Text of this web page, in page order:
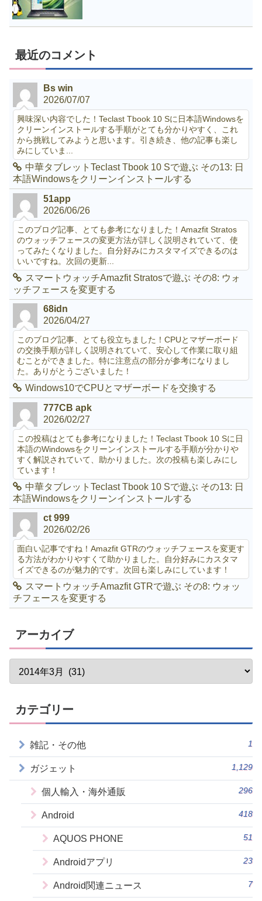
最近のコメント
Bs win
2026/07/07
興味深い内容でした！Teclast Tbook 10 Sに日本語Windowsを
クリーンインストールする手順がとても分かりやすく、これ
から挑戦してみようと思います。引き続き、他の記事も楽し
みにしていま...
中華タブレットTeclast Tbook 10 Sで遊ぶ その13: 日
本語Windowsをクリーンインストールする
51app
2026/06/26
このブログ記事、とても参考になりました！Amazfit Stratos
のウォッチフェースの変更方法が詳しく説明されていて、使
ってみたくなりました。自分好みにカスタマイズできるのは
いいですね。次回の更新...
スマートウォッチAmazfit Stratosで遊ぶ その8: ウォ
ッチフェースを変更する
68idn
2026/04/27
このブログ記事、とても役立ちました！CPUとマザーボード
の交換手順が詳しく説明されていて、安心して作業に取り組
むことができました。特に注意点の部分が参考になりまし
た。ありがとうございました！
Windows10でCPUとマザーボードを交換する
777CB apk
2026/02/27
この投稿はとても参考になりました！Teclast Tbook 10 Sに日
本語のWindowsをクリーンインストールする手順が分かりや
すく解説されていて、助かりました。次の投稿も楽しみにし
ています！
中華タブレットTeclast Tbook 10 Sで遊ぶ その13: 日
本語Windowsをクリーンインストールする
ct 999
2026/02/26
面白い記事ですね！Amazfit GTRのウォッチフェースを変更す
る方法がわかりやすくて助かりました。自分好みにカスタマ
イズできるのが魅力的です。次回も楽しみにしています！
スマートウォッチAmazfit GTRで遊ぶ その8: ウォッ
チフェースを変更する
アーカイブ
カテゴリー
雑記・その他 1
ガジェット 1,129
個人輸入・海外通販 296
Android 418
AQUOS PHONE 51
Androidアプリ 23
Android関連ニュース 7